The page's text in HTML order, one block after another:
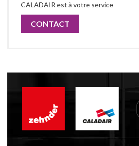
CALADAIR est à votre service
CONTACT